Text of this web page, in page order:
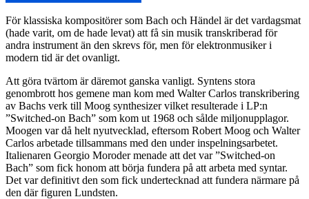
För klassiska kompositörer som Bach och Händel är det vardagsmat
(hade varit, om de hade levat) att få sin musik transkriberad för
andra instrument än den skrevs för, men för elektronmusiker i
modern tid är det ovanligt.
Att göra tvärtom är däremot ganska vanligt. Syntens stora
genombrott hos gemene man kom med Walter Carlos transkribering
av Bachs verk till Moog synthesizer vilket resulterade i LP:n
”Switched-on Bach” som kom ut 1968 och sålde miljonupplagor.
Moogen var då helt nyutvecklad, eftersom Robert Moog och Walter
Carlos arbetade tillsammans med den under inspelningsarbetet.
Italienaren Georgio Moroder menade att det var ”Switched-on
Bach” som fick honom att börja fundera på att arbeta med syntar.
Det var definitivt den som fick undertecknad att fundera närmare på
den där figuren Lundsten.